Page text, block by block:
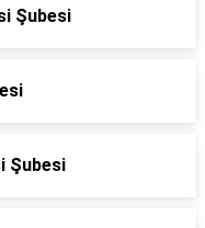
Şubesi
Şubesi